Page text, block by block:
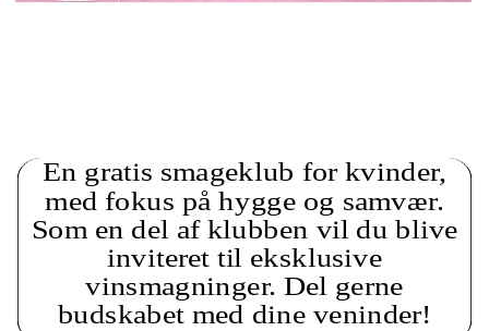
En gratis smageklub for kvinder,
med fokus på hygge og samvær.
Som en del af klubben vil du blive
inviteret til eksklusive
vinsmagninger. Del gerne
budskabet med dine veninder!